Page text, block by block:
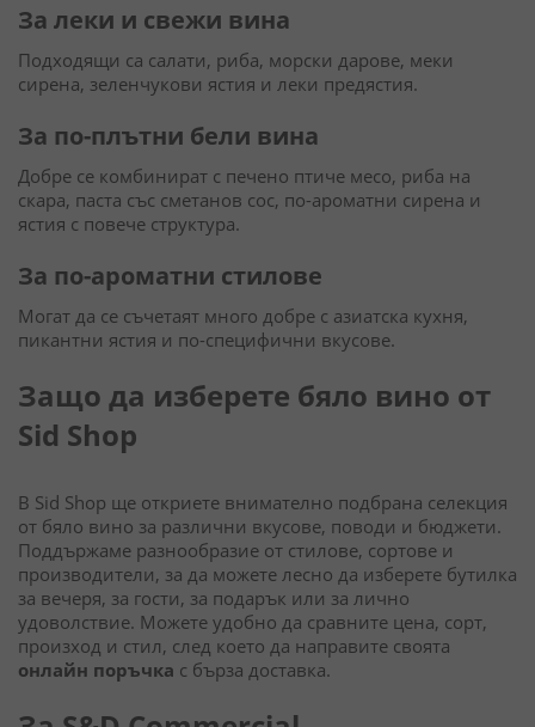
За леки и свежи вина
Подходящи са салати, риба, морски дарове, меки
сирена, зеленчукови ястия и леки предястия.
За по-плътни бели вина
Добре се комбинират с печено птиче месо, риба на
скара, паста със сметанов сос, по-ароматни сирена и
ястия с повече структура.
За по-ароматни стилове
Могат да се съчетаят много добре с азиатска кухня,
пикантни ястия и по-специфични вкусове.
Защо да изберете бяло вино от
Sid Shop
В Sid Shop ще откриете внимателно подбрана селекция
от бяло вино за различни вкусове, поводи и бюджети.
Поддържаме разнообразие от стилове, сортове и
производители, за да можете лесно да изберете бутилка
за вечеря, за гости, за подарък или за лично
удоволствие. Можете удобно да сравните цена, сорт,
произход и стил, след което да направите своята
онлайн поръчка с бърза доставка.